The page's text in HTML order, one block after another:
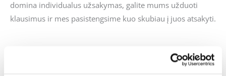
domina individualus užsakymas, galite mums užduoti
klausimus ir mes pasistengsime kuo skubiau į juos atsakyti.